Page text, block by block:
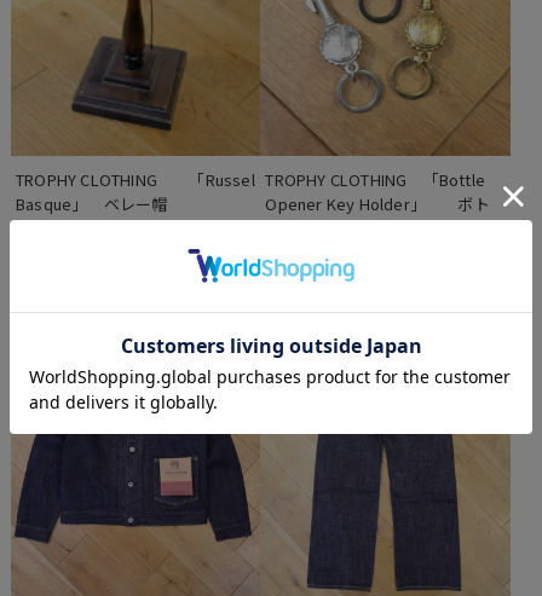
TROPHY CLOTHING　　「Russel
Basque」　ベレー帽
TROPHY CLOTHING　「Bottle
Opener Key Holder」　　ボト
ルオープナーキーリング
¥5,500(税込)